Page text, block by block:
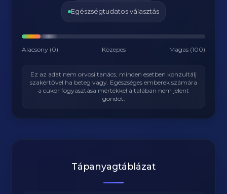
Egészségtudatos választás
Alacsony (0) Közepes Magas (100)
Ez az adat nem orvosi tanács, minden esetben konzultálj
szakértővel ha beteg vagy. Egészséges emberek számára
a cukor fogyasztása mértékkel általában nem jelent
gondot.
Tápanyagtáblázat